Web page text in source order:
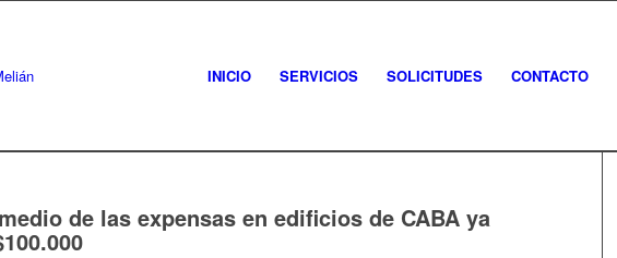
INICIO SERVICIOS SOLICITUDES CONTACTO
de las expensas en edificios de CABA ya